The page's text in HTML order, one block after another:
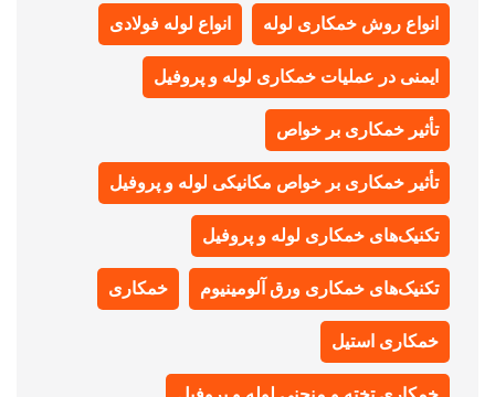
انواع روش خمکاری لوله انواع لوله فولادی
ایمنی در عملیات خمکاری لوله و پروفیل
تأثیر خمکاری بر خواص
تأثیر خمکاری بر خواص مکانیکی لوله و پروفیل
تکنیک‌های خمکاری لوله و پروفیل
تکنیک‌های خمکاری ورق آلومینیوم خمکاری
خمکاری استیل